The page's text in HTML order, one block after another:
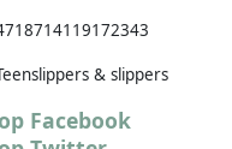
& slippers